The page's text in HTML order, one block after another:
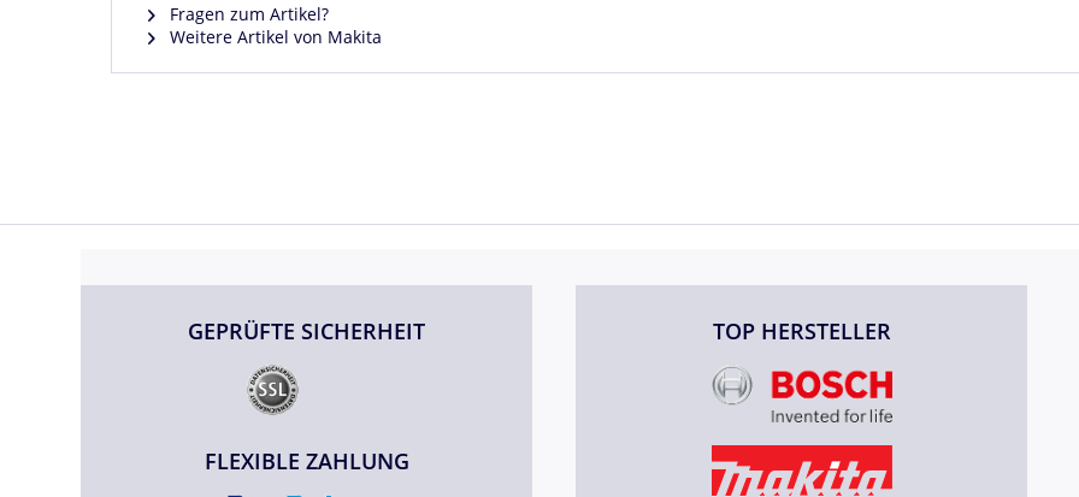
Fragen zum Artikel?
Weitere Artikel von Makita
GEPRÜFTE SICHERHEIT
FLEXIBLE ZAHLUNG
TOP HERSTELLER